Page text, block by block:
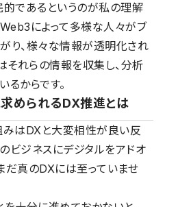
であるというのが私の理解
Web3によって多様な人々がブ
り、様々な情報が透明化され
それらの情報を収集し、分析
るからです。
められるDX推進とは
はDXと大変相性が良い反
ビジネスにデジタルをアドオ
だ真のDXには至っていませ